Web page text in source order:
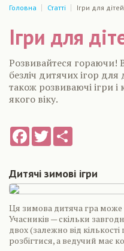
Головна Статті Ігри для дітей
Ігри для
Розвивайтеся гораючи!
безліч дитячих ігор
також розвиваючі ігри
якого віку.
FacebookTwitter
Дитячі зимові ігри
Ця зимова дитяча гра може
Учасників — скільки
двох (залежно від
розбігтися, а ведучий має